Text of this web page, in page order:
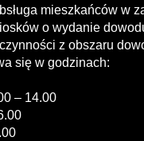
mieszkańców w
o wydanie
z obszaru
się w godzinach:
– 14.00